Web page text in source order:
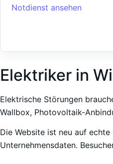
Notdienst ansehen
Elektriker in
Elektrische Störungen
Wallbox, Photovoltaik-
Die Website ist neu auf
Unternehmensdaten.